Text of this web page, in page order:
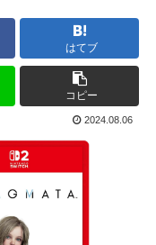
はてブ
コピー
2024.08.06